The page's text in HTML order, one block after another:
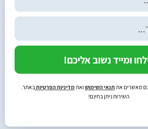
ומייד נשוב אליכם!
מאשרים את תנאי השימוש ואתמדיניות הפרטיותבאתר.
השירות ניתן בחינם!